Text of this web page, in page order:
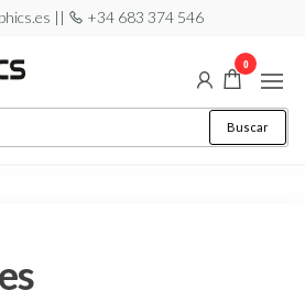
|| +34 683 374 546
por:
Buscar
0